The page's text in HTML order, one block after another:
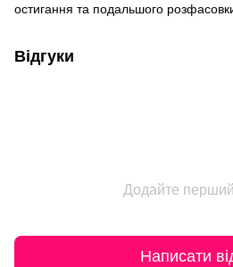
остигання та подальшого
Відгуки
Додайте перший
Написати